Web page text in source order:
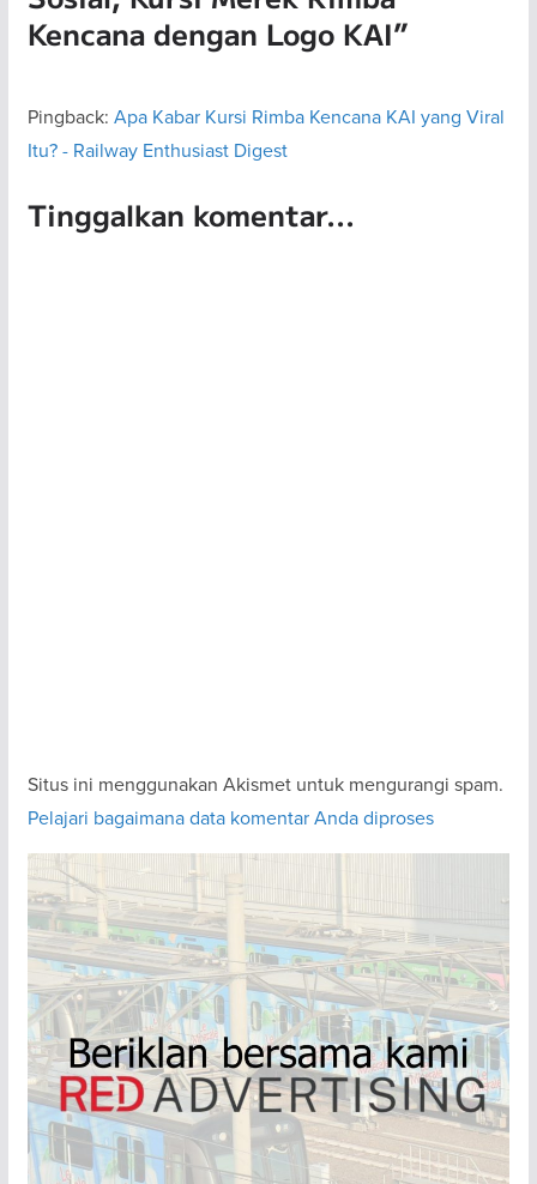
Kencana dengan Logo KAI”
Pingback: Apa Kabar Kursi Rimba Kencana KAI yang Viral
Itu? - Railway Enthusiast Digest
Tinggalkan komentar...
Situs ini menggunakan Akismet untuk mengurangi spam.
Pelajari bagaimana data komentar Anda diproses